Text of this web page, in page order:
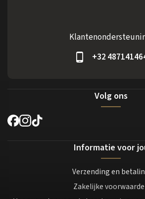
+32
Volg ons
Informatie voor
Verzending en
Zakelijke